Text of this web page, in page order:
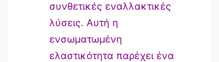
συνθετικές εναλλακτικές
λύσεις. Αυτή η
ενσωματωμένη
ελαστικότητα παρέχει ένα